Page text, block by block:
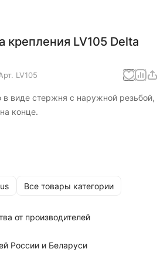
крепления LV105 Delta
LV105
в виде стержня с наружной резьбой,
конце.
Все товары категории
от производителей
России и Беларуси